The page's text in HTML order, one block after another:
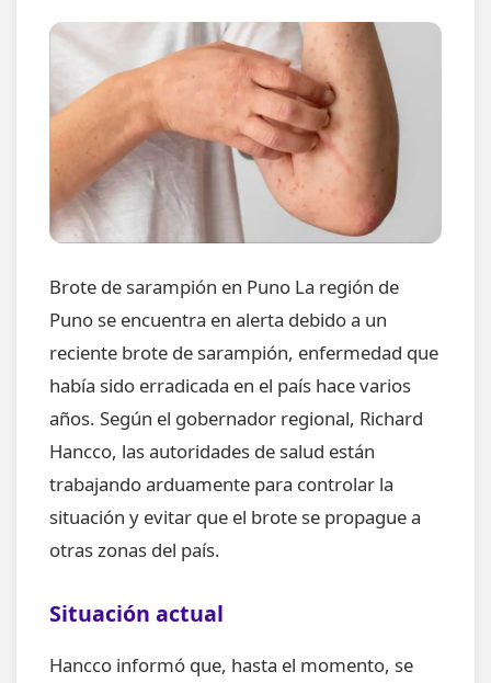
Brote de sarampión en Puno La región de
Puno se encuentra en alerta debido a un
reciente brote de sarampión, enfermedad que
había sido erradicada en el país hace varios
años. Según el gobernador regional, Richard
Hancco, las autoridades de salud están
trabajando arduamente para controlar la
situación y evitar que el brote se propague a
otras zonas del país.
Situación actual
Hancco informó que, hasta el momento, se